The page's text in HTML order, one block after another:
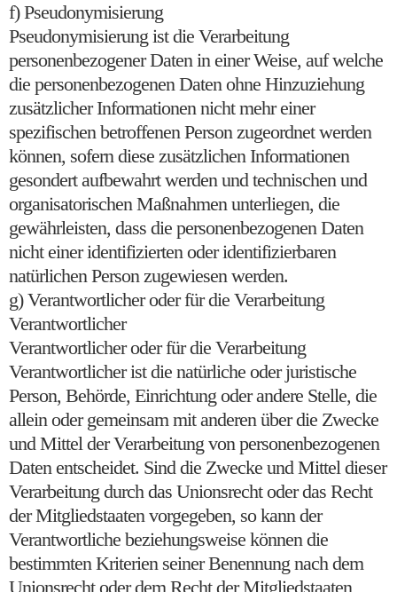
f) Pseudonymisierung
Pseudonymisierung ist die Verarbeitung
personenbezogener Daten in einer Weise, auf welche
die personenbezogenen Daten ohne Hinzuziehung
zusätzlicher Informationen nicht mehr einer
spezifischen betroffenen Person zugeordnet werden
können, sofern diese zusätzlichen Informationen
gesondert aufbewahrt werden und technischen und
organisatorischen Maßnahmen unterliegen, die
gewährleisten, dass die personenbezogenen Daten
nicht einer identifizierten oder identifizierbaren
natürlichen Person zugewiesen werden.
g) Verantwortlicher oder für die Verarbeitung
Verantwortlicher
Verantwortlicher oder für die Verarbeitung
Verantwortlicher ist die natürliche oder juristische
Person, Behörde, Einrichtung oder andere Stelle, die
allein oder gemeinsam mit anderen über die Zwecke
und Mittel der Verarbeitung von personenbezogenen
Daten entscheidet. Sind die Zwecke und Mittel dieser
Verarbeitung durch das Unionsrecht oder das Recht
der Mitgliedstaaten vorgegeben, so kann der
Verantwortliche beziehungsweise können die
bestimmten Kriterien seiner Benennung nach dem
Unionsrecht oder dem Recht der Mitgliedstaaten